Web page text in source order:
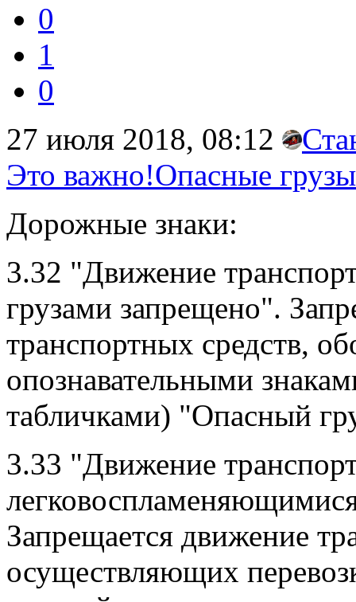
0
1
0
27 июля 2018, 08:12
Это важно!Опасные
Дорожные знаки:
3.32 "Движение
грузами запрещено".
транспортных средств,
опознавательными
табличками) "Опасный
3.33 "Движение
Запрещается движение
осуществляющих